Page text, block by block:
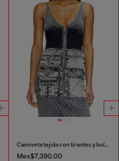
Camiseta tejida con tirantes y bolsillos cargo de denim
Mex$7,390.00